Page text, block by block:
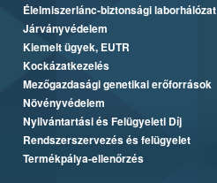
Élelmiszerlánc-biztonsági laborhálózat
Járványvédelem
Kiemelt ügyek, EUTR
Kockázatkezelés
Mezőgazdasági genetikai erőforrások
Növényvédelem
Nyilvántartási és Felügyeleti Díj
Rendszerszervezés és felügyelet
Termékpálya-ellenőrzés